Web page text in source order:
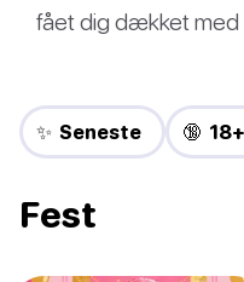
fået dig dækket
✨ Seneste 🔞 18+
Fest